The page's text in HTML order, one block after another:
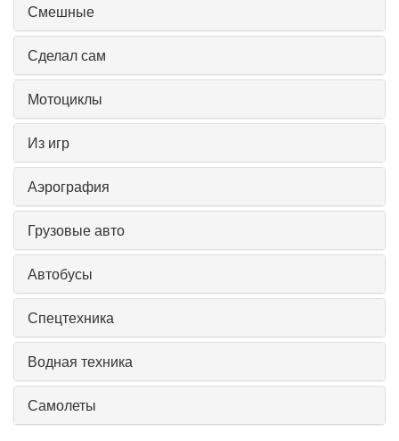
Смешные
Сделал сам
Мотоциклы
Из игр
Аэрография
Грузовые авто
Автобусы
Спецтехника
Водная техника
Самолеты